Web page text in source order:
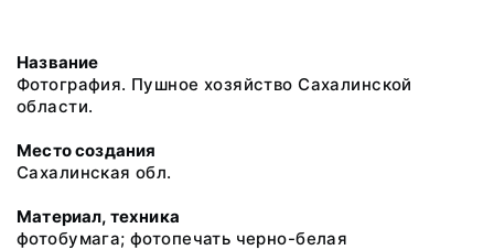
Название
Фотография. Пушное хозяйство Сахалинской
области.
Место создания
Сахалинская обл.
Материал, техника
фотобумага; фотопечать черно-белая